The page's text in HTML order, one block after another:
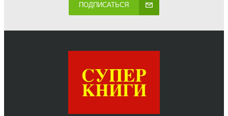
ПОДПИСАТЬСЯ